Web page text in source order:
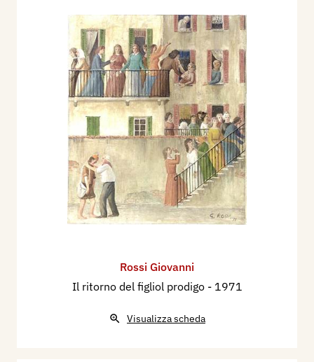
Rossi Giovanni
Il ritorno del figliol prodigo - 1971
Visualizza scheda